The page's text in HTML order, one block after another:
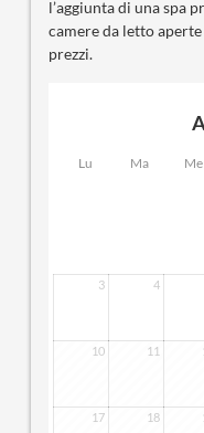
l’aggiunta di una spa
camere da letto
prezzi.
Lu Ma Me
3 4
10 11
17 18